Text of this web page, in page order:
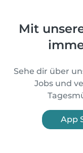
Mit
Sehe dir über
Jobs und
App